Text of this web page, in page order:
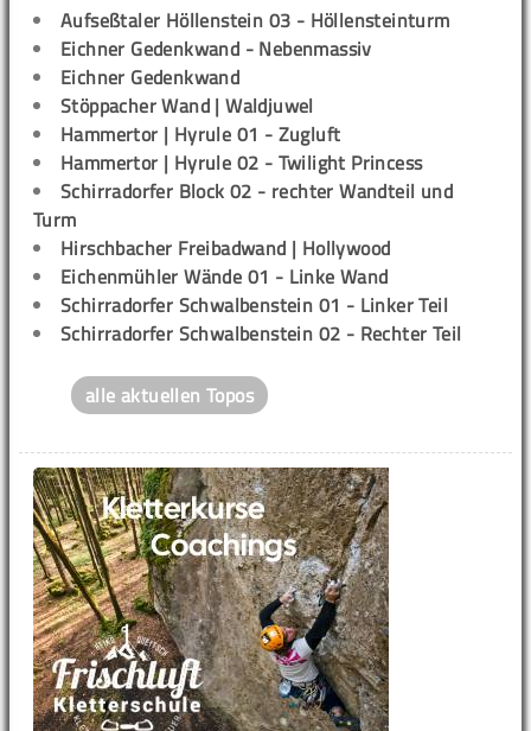
Aufseßtaler Höllenstein 03 - Höllensteinturm
Eichner Gedenkwand - Nebenmassiv
Eichner Gedenkwand
Stöppacher Wand | Waldjuwel
Hammertor | Hyrule 01 - Zugluft
Hammertor | Hyrule 02 - Twilight Princess
Schirradorfer Block 02 - rechter Wandteil und
Turm
Hirschbacher Freibadwand | Hollywood
Eichenmühler Wände 01 - Linke Wand
Schirradorfer Schwalbenstein 01 - Linker Teil
Schirradorfer Schwalbenstein 02 - Rechter Teil
alle aktuellen Topos